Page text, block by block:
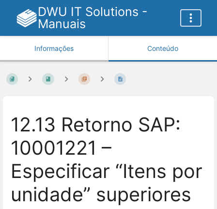
DWU IT Solutions -
Manuais
Informações Conteúdo
12.13 Retorno SAP:
10001221 –
Especificar “Itens por
unidade” superiores